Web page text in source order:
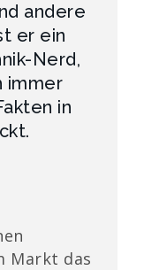
andere
er ein
Nerd,
immer
in
Markt das